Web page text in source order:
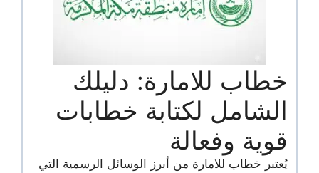
خطاب للامارة: دليلك
الشامل لكتابة خطابات
قوية وفعالة
يُعتبر خطاب للامارة من أبرز الوسائل الرسمية التي